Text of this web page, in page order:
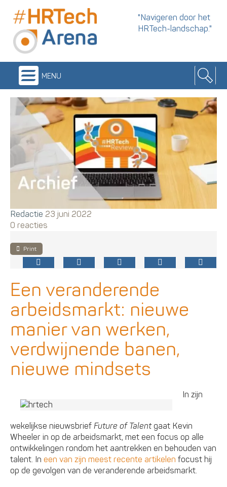
"Navigeren door het
HRTech-landschap."
menu
Redactie 23 juni 2022
0 reacties
Print
Een veranderende
arbeidsmarkt: nieuwe
manier van werken,
verdwijnende banen,
nieuwe mindsets
In zijn
wekelijkse nieuwsbriefFuture of Talentgaat Kevin
Wheeler in op de arbeidsmarkt, met een focus op alle
ontwikkelingen rondom het aantrekken en behouden van
talent. Ineen van zijn meest recente artikelen focust hij
op de gevolgen van de veranderende arbeidsmarkt.